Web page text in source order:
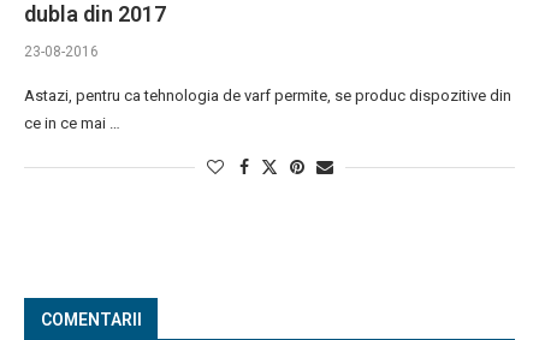
dubla din 2017
23-08-2016
Astazi, pentru ca tehnologia de varf permite, se produc dispozitive din
ce in ce mai …
COMENTARII